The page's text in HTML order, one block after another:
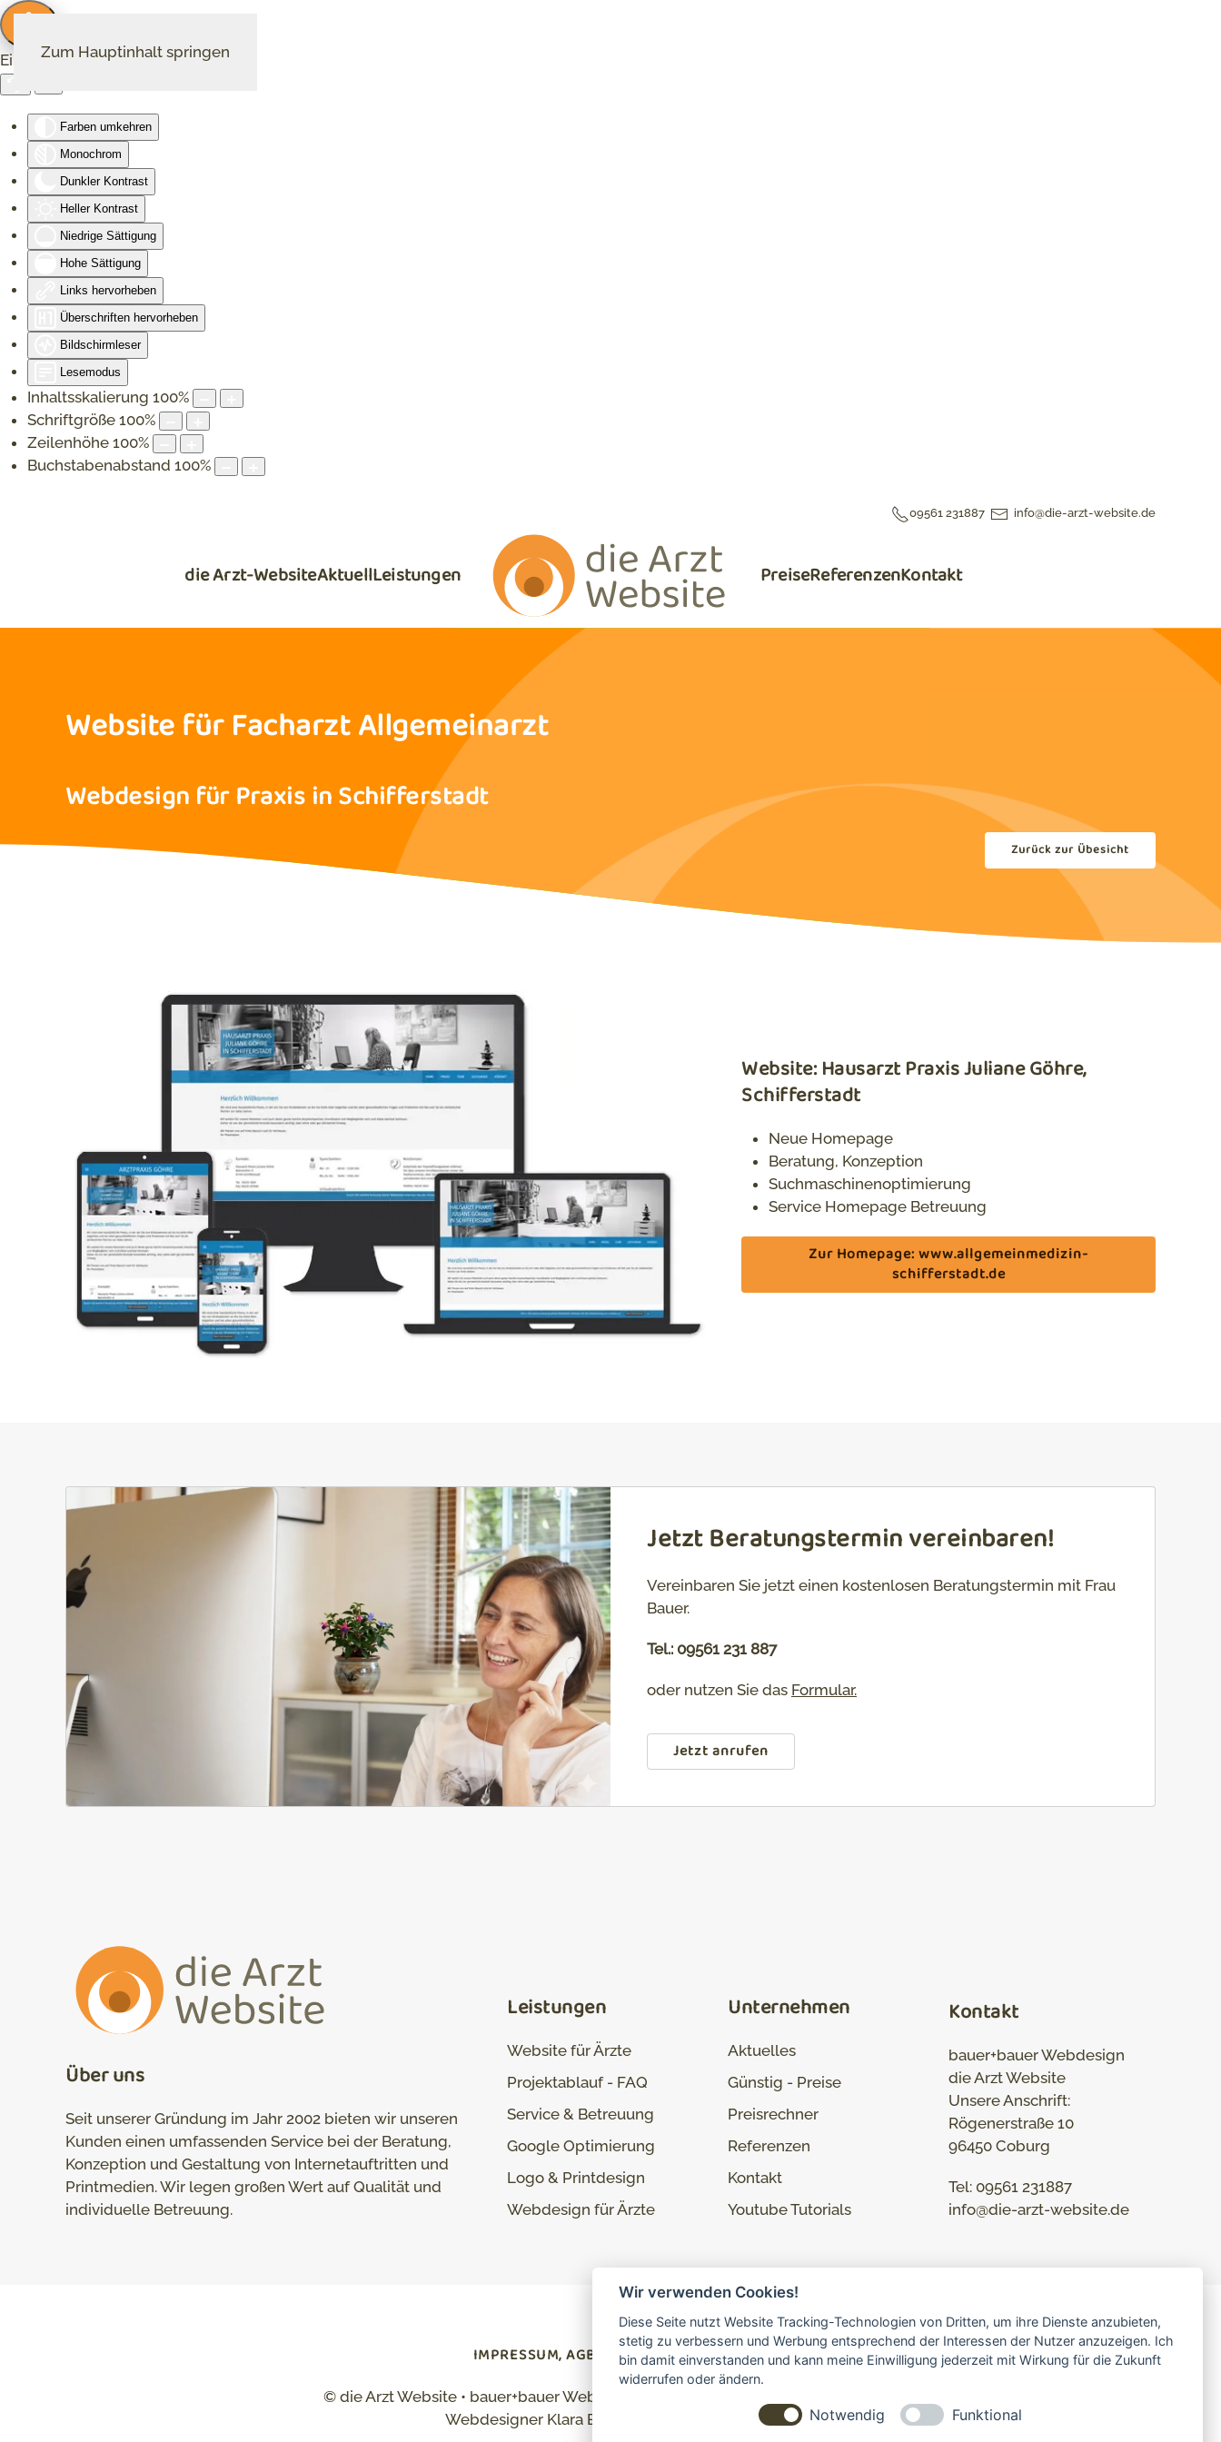
Eingabehilfen öffnen
Farben umkehren
Monochrom
Dunkler Kontrast
Heller Kontrast
Niedrige Sättigung
Hohe Sättigung
Links hervorheben
Überschriften hervorheben
Bildschirmleser
Lesemodus
Inhaltsskalierung 100%
Schriftgröße 100%
Zeilenhöhe 100%
Buchstabenabstand 100%
Zum Hauptinhalt springen
09561 231887 info@die-arzt-website.de
die Arzt-WebsiteAktuellLeistungen PreiseReferenzenKontakt
Website für Facharzt Allgemeinarzt
Webdesign für Praxis in Schifferstadt
Zurück zur Übesicht
Website: Hausarzt Praxis Juliane Göhre,
Schifferstadt
Neue Homepage
Beratung, Konzeption
Suchmaschinenoptimierung
Service Homepage Betreuung
Zur Homepage: www.allgemeinmedizin-
schifferstadt.de
Jetzt Beratungstermin vereinbaren!
Vereinbaren Sie jetzt einen kostenlosen Beratungstermin mit Frau
Bauer.
Tel.: 09561 231 887
oder nutzen Sie das Formular.
Jetzt anrufen
Über uns
Seit unserer Gründung im Jahr 2002 bieten wir unseren
Kunden einen umfassenden Service bei der Beratung,
Konzeption und Gestaltung von Internetauftritten und
Printmedien. Wir legen großen Wert auf Qualität und
individuelle Betreuung.
Leistungen
Website für Ärzte
Projektablauf - FAQ
Service & Betreuung
Google Optimierung
Logo & Printdesign
Webdesign für Ärzte
Unternehmen
Aktuelles
Günstig - Preise
Preisrechner
Referenzen
Kontakt
Youtube Tutorials
Kontakt
bauer+bauer Webdesign
die Arzt Website
Unsere Anschrift:
Rögenerstraße 10
96450 Coburg
Tel: 09561 231887
info@die-arzt-website.de
IMPRESSUM, AGBS DATENSCHUTZ
© die Arzt Website • bauer+bauer Webdesign • Rögenerstraße 10 • 96450 Coburg
Webdesigner Klara Bauer und Hermann Bauer
Wir verwenden Cookies!
Diese Seite nutzt Website Tracking-Technologien von Dritten, um ihre Dienste anzubieten,
stetig zu verbessern und Werbung entsprechend der Interessen der Nutzer anzuzeigen. Ich
bin damit einverstanden und kann meine Einwilligung jederzeit mit Wirkung für die Zukunft
widerrufen oder ändern.
Notwendig Funktional